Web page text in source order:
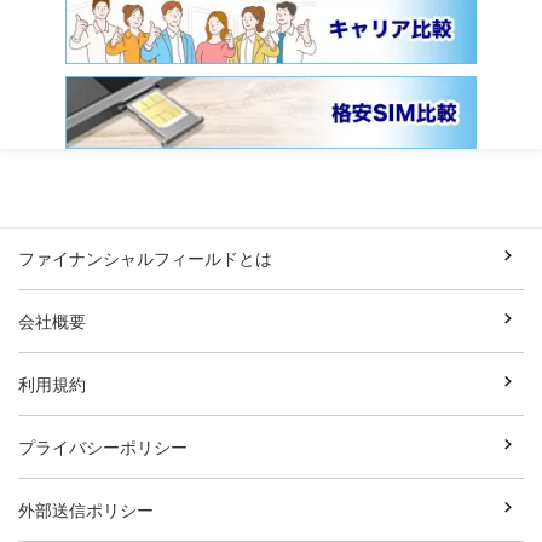
ファイナンシャルフィールドとは
会社概要
利用規約
プライバシーポリシー
外部送信ポリシー